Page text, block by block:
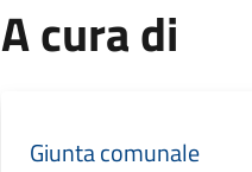
A cura di
Giunta comunale